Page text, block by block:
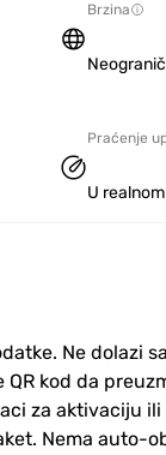
Brzina
Praćenje
U
Ne dolazi
kod da
za aktivaciju
Nema auto-